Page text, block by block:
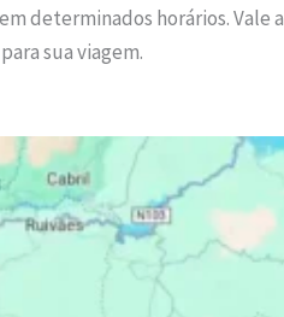
determinados horários. Vale a
sua viagem.